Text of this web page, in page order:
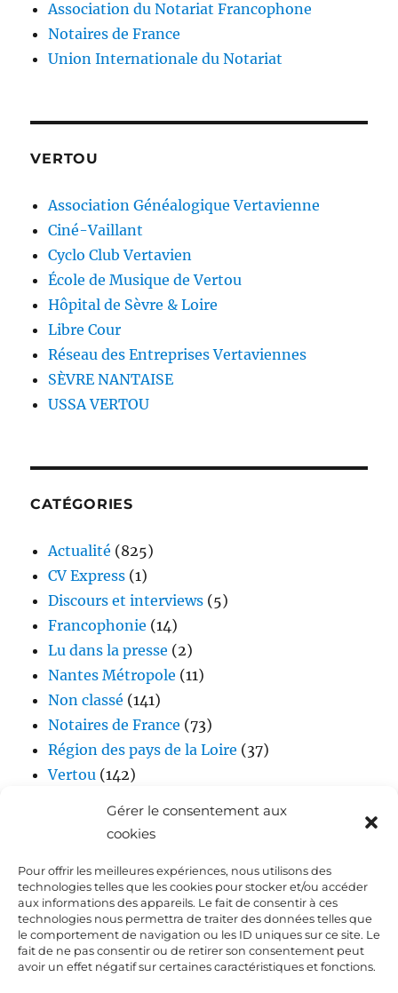
Gérer le consentement aux
cookies
Pour offrir les meilleures expériences, nous utilisons des
technologies telles que les cookies pour stocker et/ou accéder
aux informations des appareils. Le fait de consentir à ces
technologies nous permettra de traiter des données telles que
le comportement de navigation ou les ID uniques sur ce site. Le
fait de ne pas consentir ou de retirer son consentement peut
avoir un effet négatif sur certaines caractéristiques et fonctions.
Association du Notariat Francophone
Notaires de France
Union Internationale du Notariat
VERTOU
Association Généalogique Vertavienne
Ciné-Vaillant
Cyclo Club Vertavien
École de Musique de Vertou
Hôpital de Sèvre & Loire
Libre Cour
Réseau des Entreprises Vertaviennes
SÈVRE NANTAISE
USSA VERTOU
CATÉGORIES
Actualité (825)
CV Express (1)
Discours et interviews (5)
Francophonie (14)
Lu dans la presse (2)
Nantes Métropole (11)
Non classé (141)
Notaires de France (73)
Région des pays de la Loire (37)
Vertou (142)
Accueil